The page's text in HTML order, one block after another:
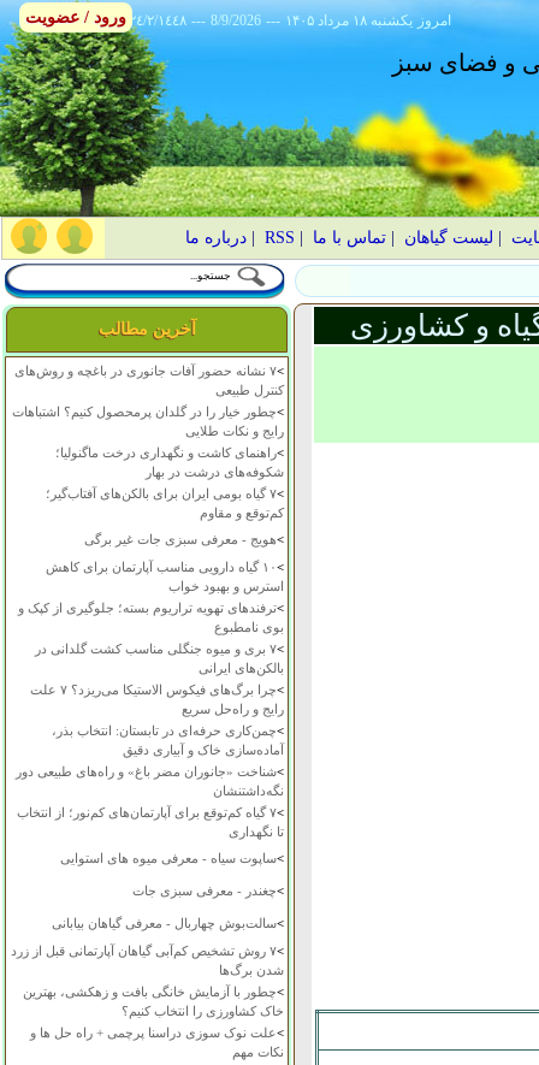
٢٤/٢/١٤٤٨ --- 8/9/2026 --- ۱۴۰۵ يکشنبه ۱۸ مرداد امروز
و فضای سبز
لیست گیاهان |تماس با ما RSS
|درباره ما
آخرین مطالب
>
۷ نشانه حضور آفات جانوری در باغچه و روش‌های
کنترل طبیعی
>چطور خیار را در گلدان پرمحصول کنیم؟ اشتباهات
رایج و نکات طلایی
>راهنمای کاشت و نگهداری درخت ماگنولیا؛
شکوفه‌های درشت در بهار
>
۷ گیاه بومی ایران برای بالکن‌های آفتاب‌گیر؛
کم‌توقع و مقاوم
>هویج - معرفی سبزی جات غیر برگی
>
۱۰ گیاه دارویی مناسب آپارتمان برای کاهش
استرس و بهبود خواب
>ترفندهای تهویه تراریوم بسته؛ جلوگیری از کپک و
بوی نامطبوع
>
۷ بری و میوه جنگلی مناسب کشت گلدانی در
بالکن‌های ایرانی
>
چرا برگ‌های فیکوس الاستیکا می‌ریزد؟ ۷ علت
رایج و راه‌حل سریع
>چمن‌کاری حرفه‌ای در تابستان: انتخاب بذر،
آماده‌سازی خاک و آبیاری دقیق
>شناخت «جانوران مضر باغ» و راه‌های طبیعی دور
نگه‌داشتنشان
>
۷ گیاه کم‌توقع برای آپارتمان‌های کم‌نور؛ از انتخاب
تا نگهداری
>ساپوت سیاه - معرفی میوه های استوایی
>چغندر - معرفی سبزی جات
>سالت‌بوش چهاربال - معرفی گیاهان بیابانی
>
۷ روش تشخیص کم‌آبی گیاهان آپارتمانی قبل از زرد
شدن برگ‌ها
>چطور با آزمایش خانگی بافت و زهکشی، بهترین
خاک کشاورزی را انتخاب کنیم؟
>علت نوک سوزی دراسنا پرچمی + راه حل ها و
نکات مهم
و کشاورزی
ورود / عضویت